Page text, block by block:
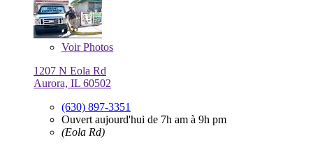
VoirPhotos
1207 N Eola Rd
Aurora, IL 60502
(630) 897-3351
Ouvert aujourd'hui de 7h am à 9h pm
(Eola Rd)